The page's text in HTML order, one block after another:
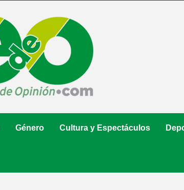
Género Cultura y Espectáculos